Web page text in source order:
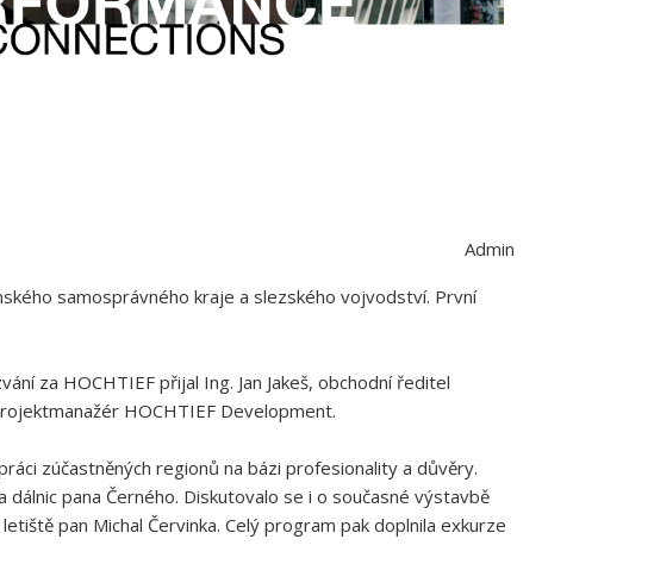
Admin
samosprávného kraje a slezského vojvodství. První
za HOCHTIEF přijal Ing. Jan Jakeš, obchodní ředitel
HOCHTIEF Development.
zúčastněných regionů na bázi profesionality a důvěry.
pana Černého. Diskutovalo se i o současné výstavbě
pan Michal Červinka. Celý program pak doplnila exkurze